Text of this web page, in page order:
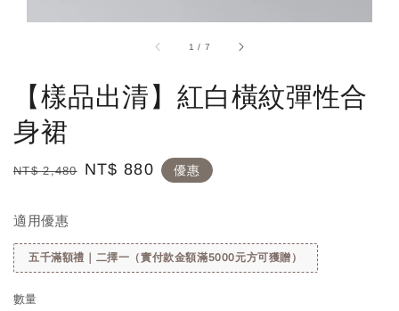
1 / 7
【樣品出清】紅白橫紋彈性合
身裙
Regular
NT$ 2,480
Sale
NT$ 880 優惠
適用優惠
五千滿額禮｜二擇一（實付款金額滿5000元方可獲贈）
數量